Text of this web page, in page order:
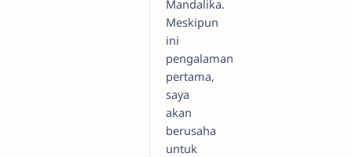
Mandalika.
Meskipun
ini
pengalaman
pertama,
saya
akan
berusaha
untuk